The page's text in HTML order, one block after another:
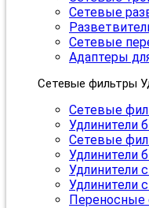
Сетевые
Сетевые
Адаптеры
Сетевые фильтры
Сетевые
Удлинители
Сетевые
Удлинители
Удлинители
Удлинители
Переносные